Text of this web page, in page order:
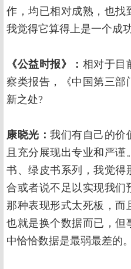
作，均已相对成熟，也找
我觉得它算得上是一个成
《公益时报》： 相对于目
察类报告，《中国第三部
新之处?
康晓光：我们有自己的价
且充分展现出专业和严
书、绿皮书系列，我觉得
合或者说不足以实现我们
那种表现形式太死板，而
也就是换个数据而已，但
中恰恰数据是最弱最差的。